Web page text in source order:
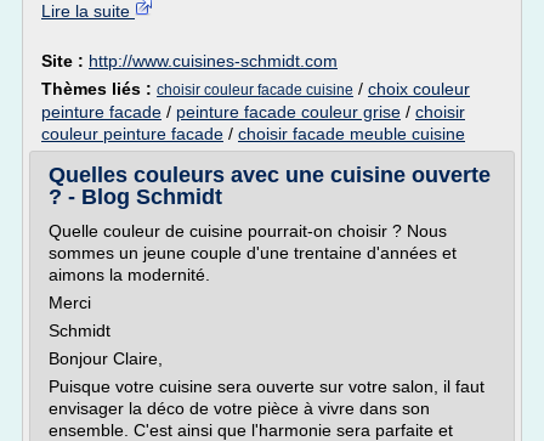
Lire la suite
Site : http://www.cuisines-schmidt.com
Thèmes liés : choisir couleur facade cuisine / choix couleur
peinture facade / peinture facade couleur grise / choisir
couleur peinture facade / choisir facade meuble cuisine
Quelles couleurs avec une cuisine ouverte
? - Blog Schmidt
Quelle couleur de cuisine pourrait-on choisir ? Nous
sommes un jeune couple d'une trentaine d'années et
aimons la modernité.
Merci
Schmidt
Bonjour Claire,
Puisque votre cuisine sera ouverte sur votre salon, il faut
envisager la déco de votre pièce à vivre dans son
ensemble. C'est ainsi que l'harmonie sera parfaite et